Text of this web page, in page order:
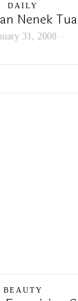
DAILY
Nenek Tua
31, 2008
BEAUTY